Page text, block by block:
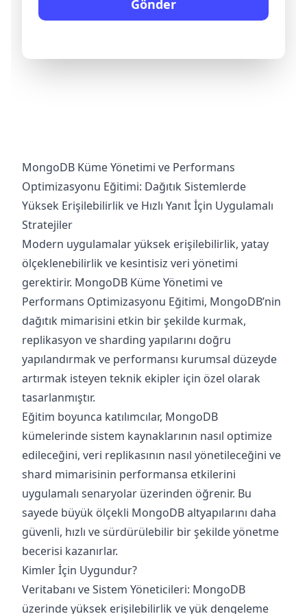
Gönder
MongoDB Küme Yönetimi ve Performans
Optimizasyonu Eğitimi: Dağıtık Sistemlerde
Yüksek Erişilebilirlik ve Hızlı Yanıt İçin Uygulamalı
Stratejiler
Modern uygulamalar yüksek erişilebilirlik, yatay
ölçeklenebilirlik ve kesintisiz veri yönetimi
gerektirir. MongoDB Küme Yönetimi ve
Performans Optimizasyonu Eğitimi, MongoDB’nin
dağıtık mimarisini etkin bir şekilde kurmak,
replikasyon ve sharding yapılarını doğru
yapılandırmak ve performansı kurumsal düzeyde
artırmak isteyen teknik ekipler için özel olarak
tasarlanmıştır.
Eğitim boyunca katılımcılar, MongoDB
kümelerinde sistem kaynaklarının nasıl optimize
edileceğini, veri replikasının nasıl yönetileceğini ve
shard mimarisinin performansa etkilerini
uygulamalı senaryolar üzerinden öğrenir. Bu
sayede büyük ölçekli MongoDB altyapılarını daha
güvenli, hızlı ve sürdürülebilir bir şekilde yönetme
becerisi kazanırlar.
Kimler İçin Uygundur?
Veritabanı ve Sistem Yöneticileri: MongoDB
üzerinde yüksek erişilebilirlik ve yük dengeleme